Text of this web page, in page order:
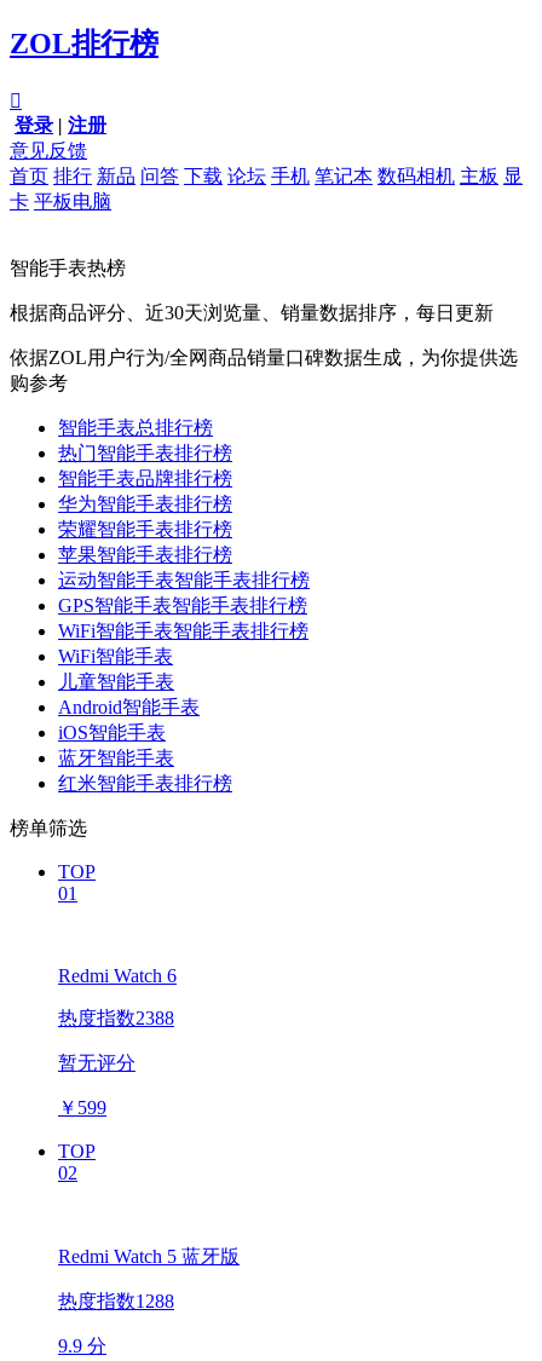
ZOL排行榜

登录 | 注册
意见反馈
首页 排行 新品 问答 下载 论坛 手机 笔记本 数码相机 主板 显
卡 平板电脑
智能手表热榜
根据商品评分、近30天浏览量、销量数据排序，每日更新
依据ZOL用户行为/全网商品销量口碑数据生成，为你提供选
购参考
智能手表总排行榜
热门智能手表排行榜
智能手表品牌排行榜
华为智能手表排行榜
荣耀智能手表排行榜
苹果智能手表排行榜
运动智能手表智能手表排行榜
GPS智能手表智能手表排行榜
WiFi智能手表智能手表排行榜
WiFi智能手表
儿童智能手表
Android智能手表
iOS智能手表
蓝牙智能手表
红米智能手表排行榜
榜单筛选
TOP
01
Redmi Watch 6
热度指数2388
暂无评分
￥ 599
TOP
02
Redmi Watch 5 蓝牙版
热度指数1288
9.9 分